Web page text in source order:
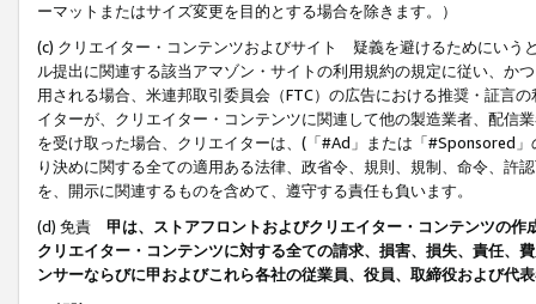
ーマットまたはサイズ変更を目的とする場合を除きます。）
(c) クリエイター・コンテンツおよびサイト 疑義を避けるためにいう
ル提出に関連する該当アマゾン・サイトの利用規約の規定に従い、か
用される場合、米連邦取引委員会（FTC）の広告における推奨・証言
イターが、クリエイター・コンテンツに関連して他の製造業者、配信
を受け取った場合、クリエイターは、(「#Ad」または「#Sponsored
り決めに関する全ての適用ある法律、政省令、規則、規制、命令、許
を、開示に関連するものを含めて、遵守する責任も負います。
(d) 免責 甲は、ストアフロントおよびクリエイター・コンテンツの
クリエイター・コンテンツに対する全ての請求、損害、損失、責任、
ンサーならびに甲およびこれら各社の従業員、役員、取締役および代